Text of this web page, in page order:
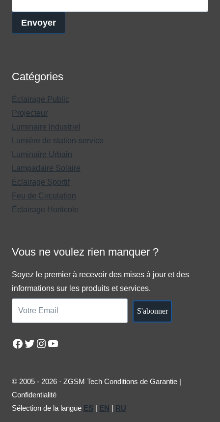
Envoyer
Catégories
Éclairage Public
Projecteur
Luminaire Industriel
Lumière de station-service
Luminaire Urbain
Lampadaire Solaire
Éclairage Sportif
Feu de Circulation
Éclairage Horticole
Vous ne voulez rien manquer ?
Soyez le premier à recevoir des mises à jour et des
informations sur les produits et services.
S'abonner
Facebook
Twitter
Instagram
YouTube
© 2005 - 2026 · ZGSM Tech Conditions de Garantie |
Confidentialité
Sélection de la langue ES | EN | RU